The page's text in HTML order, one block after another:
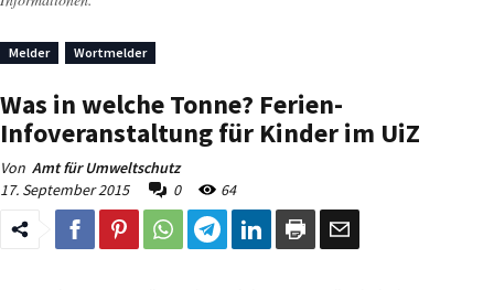
Melder Wortmelder
Was in welche Tonne? Ferien-
Infoveranstaltung für Kinder im UiZ
Von Amt für Umweltschutz
17. September 2015
0 64